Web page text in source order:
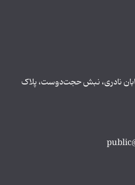
نادری، نبش حجت‌دوست، پلاک